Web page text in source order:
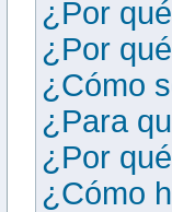
¿Por
¿Por
¿Cómo
¿Para
¿Por
¿Cómo